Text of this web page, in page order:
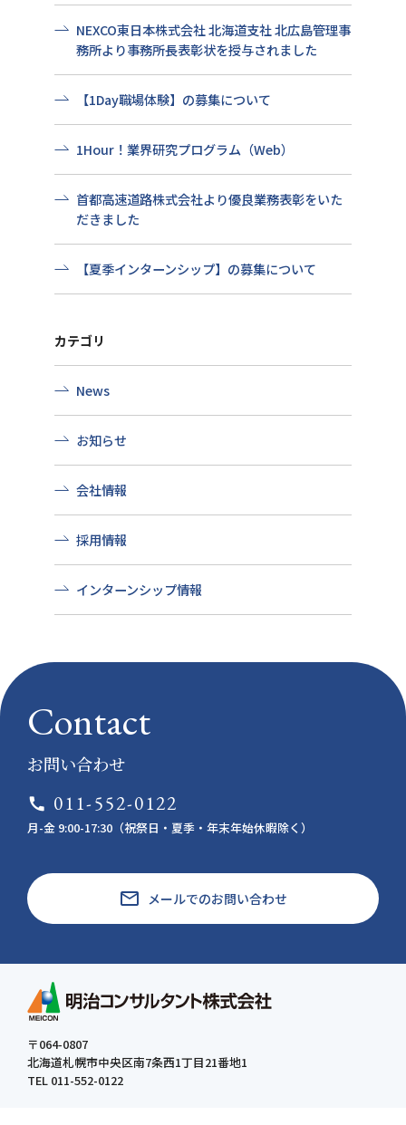
NEXCO東日本株式会社 北海道支社 北広島管理事
務所より事務所長表彰状を授与されました
【1Day職場体験】の募集について
1Hour！業界研究プログラム（Web）
首都高速道路株式会社より優良業務表彰をいた
だきました
【夏季インターンシップ】の募集について
カテゴリ
News
お知らせ
会社情報
採用情報
インターンシップ情報
Contact
お問い合わせ
call 011-552-0122
月-金 9:00-17:30（祝祭日・夏季・年末年始休暇除く）
email メールでのお問い合わせ
〒064-0807
北海道札幌市中央区南7条西1丁目21番地1
TEL 011-552-0122